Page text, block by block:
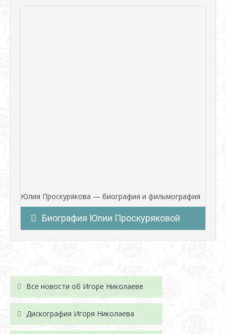
Юлия Проскурякова — биография и фильмография
Биография Юлии Проскуряковой
Все новости об Игоре Николаеве
Дискография Игоря Николаева